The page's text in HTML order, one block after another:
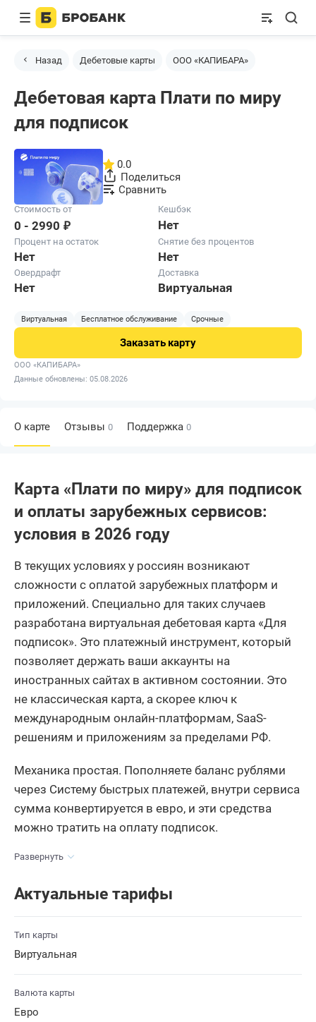
Назад Дебетовые карты ООО «КАПИБАРА»
Дебетовая карта Плати по миру
для подписок
0.0
Поделиться
Сравнить
Стоимость от
0 - 2990 ₽
Кешбэк
Нет
Процент на остаток
Нет
Снятие без процентов
Нет
Овердрафт
Нет
Доставка
Виртуальная
Виртуальная Бесплатное обслуживание Срочные
Заказать карту
ООО «КАПИБАРА»
Данные обновлены: 05.08.2026
О карте Отзывы 0 Поддержка 0
Карта «Плати по миру» для подписок
и оплаты зарубежных сервисов:
условия в 2026 году
В текущих условиях у россиян возникают
сложности с оплатой зарубежных платформ и
приложений. Специально для таких случаев
разработана виртуальная дебетовая карта «Для
подписок». Это платежный инструмент, который
позволяет держать ваши аккаунты на
иностранных сайтах в активном состоянии. Это
не классическая карта, а скорее ключ к
международным онлайн-платформам, SaaS-
решениям и приложениям за пределами РФ.
Механика простая. Пополняете баланс рублями
через Систему быстрых платежей, внутри сервиса
сумма конвертируется в евро, и эти средства
можно тратить на оплату подписок.
Развернуть
Актуальные тарифы
Тип карты
Виртуальная
Валюта карты
Евро